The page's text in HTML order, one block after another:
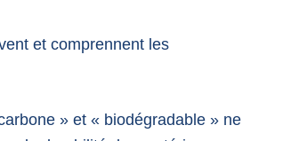
et comprennent les
» et « biodégradable » ne